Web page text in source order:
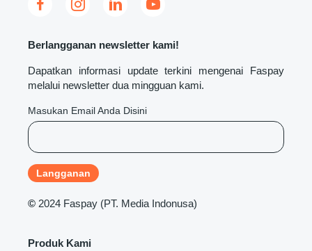
Berlangganan newsletter kami!
Dapatkan informasi update terkini mengenai Faspay
melalui newsletter dua mingguan kami.
Masukan Email Anda Disini
© 2024 Faspay (PT. Media Indonusa)
Produk Kami